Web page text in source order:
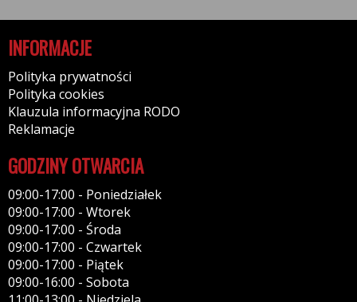
INFORMACJE
Polityka prywatności
Polityka cookies
Klauzula informacyjna RODO
Reklamacje
GODZINY OTWARCIA
09:00-17:00 - Poniedziałek
09:00-17:00 - Wtorek
09:00-17:00 - Środa
09:00-17:00 - Czwartek
09:00-17:00 - Piątek
09:00-16:00 - Sobota